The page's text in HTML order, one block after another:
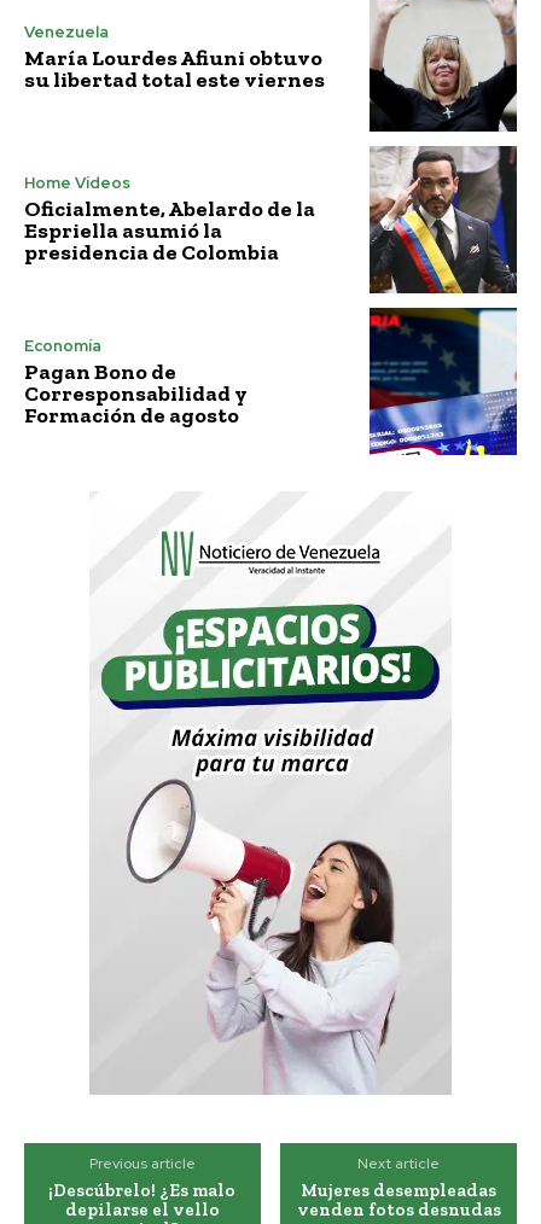
Venezuela
María Lourdes Afiuni obtuvo
su libertad total este viernes
Home Vídeos
Oficialmente, Abelardo de la
Espriella asumió la
presidencia de Colombia
Economía
Pagan Bono de
Corresponsabilidad y
Formación de agosto
Previous article
¡Descúbrelo! ¿Es malo
depilarse el vello
Next article
Mujeres desempleadas
venden fotos desnudas